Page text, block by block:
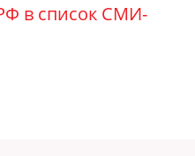
в список СМИ-